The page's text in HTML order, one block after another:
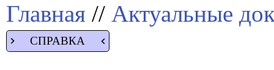
Главная // Актуальные
СПРАВКА